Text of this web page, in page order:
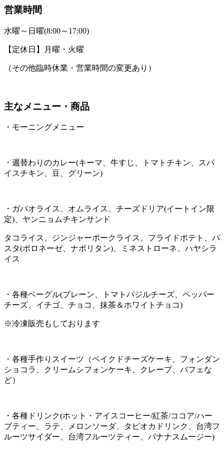
営業時間
水曜～日曜(8:00～17:00)
【定休日】月曜・火曜
（その他臨時休業・営業時間の変更あり）
主なメニュー・商品
・モーニングメニュー
・週替わりのカレー(キーマ、牛すじ、トマトチキン、スパ
イスチキン、豆、グリーン)
・ガパオライス、オムライス、チーズドリア(イートイン限
定)、ヤンニョムチキンサンド
タコライス、ジンジャーポークライス、フライドポテト、パ
スタ(ボロネーゼ、ナポリタン)、ミネストローネ、ハヤシラ
イス
・各種ベーグル(プレーン、トマトバジルチーズ、ペッパー
チーズ、イチゴ、チョコ、抹茶＆ホワイトチョコ)
※冷凍販売もしております
・各種手作りスイーツ（ベイクドチーズケーキ、フォンダン
ショコラ、クリームシフォンケーキ、クレープ、パフェな
ど）
・各種ドリンク(ホット・アイスコーヒー/紅茶/ココア/ハー
ブティー、ラテ、メロンソーダ、タピオカドリンク、台湾フ
ルーツサイダー、台湾フルーツティー、バナナスムージー)